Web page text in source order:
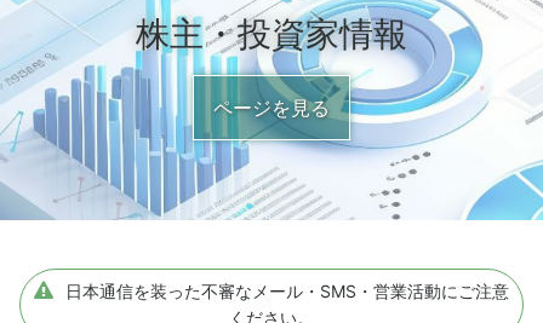
株主・投資家情報
ページを見る
日本通信を装った不審なメール・SMS・営業活動にご注意
ください。